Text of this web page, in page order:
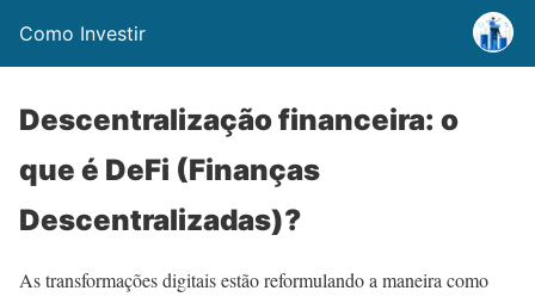
Como Investir
Descentralização financeira: o
que é DeFi (Finanças
Descentralizadas)?
As transformações digitais estão reformulando a maneira como